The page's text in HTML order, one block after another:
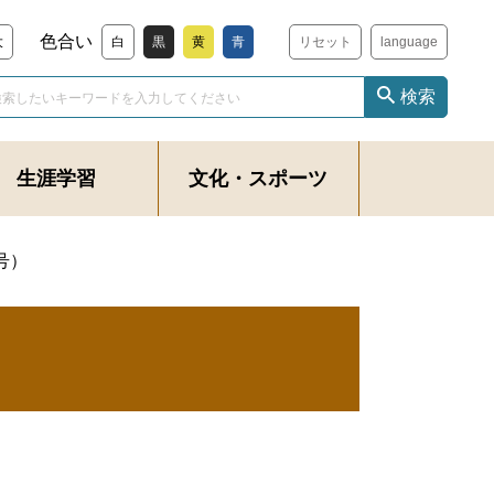
色合い 白 黒 黄 青 リセット language
検索
生涯学習 文化・スポーツ